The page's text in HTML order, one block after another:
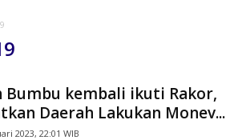
Bumbu kembali ikuti Rakor,
Daerah Lakukan Monev...
2023, 22:01 WIB